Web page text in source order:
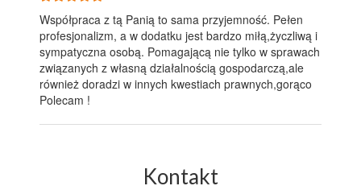
Współpraca z tą Panią to sama przyjemność. Pełen
profesjonalizm, a w dodatku jest bardzo miłą,życzliwą i
sympatyczna osobą. Pomagającą nie tylko w sprawach
związanych z własną działalnością gospodarczą,ale
również doradzi w innych kwestiach prawnych,gorąco
Polecam !
Kontakt